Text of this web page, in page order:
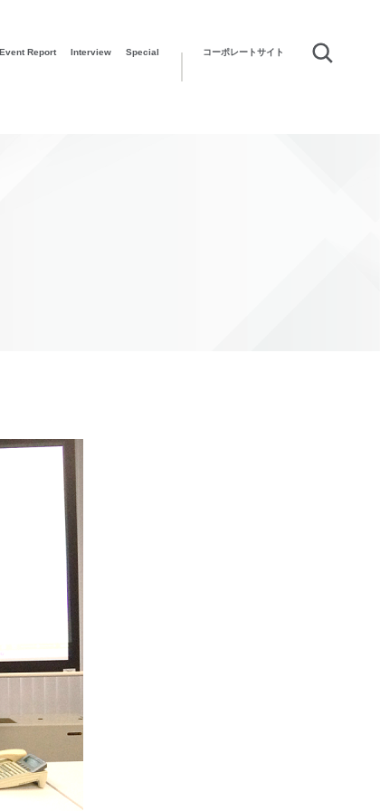
Event Report Interview Special コーポレートサイト